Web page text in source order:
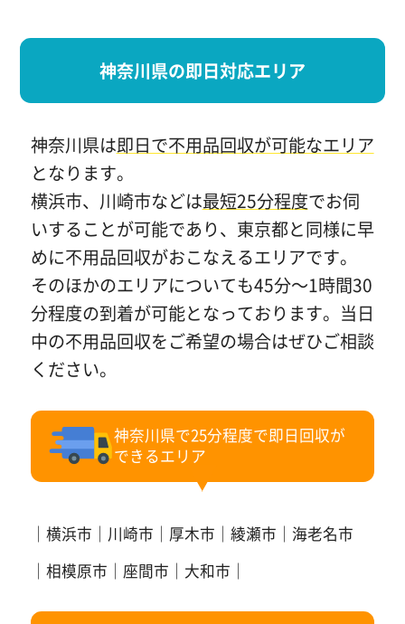
神奈川県の即日対応エリア
神奈川県は即日で不用品回収が可能なエリア
となります。
横浜市、川崎市などは最短25分程度でお伺
いすることが可能であり、東京都と同様に早
めに不用品回収がおこなえるエリアです。
そのほかのエリアについても45分～1時間30
分程度の到着が可能となっております。当日
中の不用品回収をご希望の場合はぜひご相談
ください。
神奈川県で25分程度で即日回収が
できるエリア
横浜市 川崎市 厚木市 綾瀬市
海老名市
相模原市
座間市 大和市